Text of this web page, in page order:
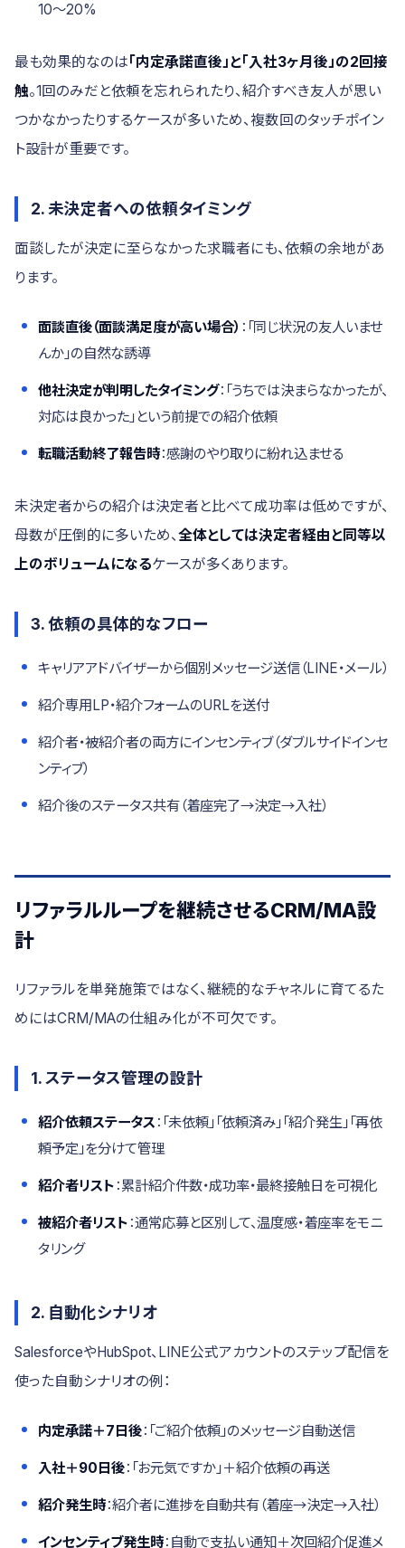
10〜20%
最も効果的なのは「内定承諾直後」と「入社3ヶ月後」の2回接
触。1回のみだと依頼を忘れられたり、紹介すべき友人が思い
つかなかったりするケースが多いため、複数回のタッチポイン
ト設計が重要です。
2. 未決定者への依頼タイミング
面談したが決定に至らなかった求職者にも、依頼の余地があ
ります。
面談直後（面談満足度が高い場合） ：「同じ状況の友人いませ
んか」の自然な誘導
他社決定が判明したタイミング：「うちでは決まらなかったが、
対応は良かった」という前提での紹介依頼
転職活動終了報告時：感謝のやり取りに紛れ込ませる
未決定者からの紹介は決定者と比べて成功率は低めですが、
母数が圧倒的に多いため、全体としては決定者経由と同等以
上のボリュームになるケースが多くあります。
3. 依頼の具体的なフロー
キャリアアドバイザーから個別メッセージ送信（LINE・メール）
紹介専用LP・紹介フォームのURLを送付
紹介者・被紹介者の両方にインセンティブ（ダブルサイドインセ
ンティブ）
紹介後のステータス共有（着座完了→決定→入社）
リファラルループを継続させるCRM/MA設
計
リファラルを単発施策ではなく、継続的なチャネルに育てるた
めにはCRM/MAの仕組み化が不可欠です。
1. ステータス管理の設計
紹介依頼ステータス ：「未依頼」「依頼済み」「紹介発生」「再依
頼予定」を分けて管理
紹介者リスト ：累計紹介件数・成功率・最終接触日を可視化
被紹介者リスト ：通常応募と区別して、温度感・着座率をモニ
タリング
2. 自動化シナリオ
SalesforceやHubSpot、LINE公式アカウントのステップ配信を
使った自動シナリオの例：
内定承諾＋7日後：「ご紹介依頼」のメッセージ自動送信
入社＋90日後：「お元気ですか」＋紹介依頼の再送
紹介発生時：紹介者に進捗を自動共有（着座→決定→入社）
インセンティブ発生時：自動で支払い通知＋次回紹介促進メ